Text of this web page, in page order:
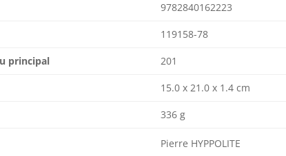
9782840162223
119158-78
principal 201
15.0 x 21.0 x 1.4 cm
336 g
Pierre HYPPOLITE